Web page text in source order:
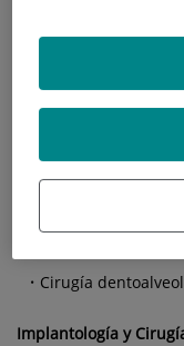
(muelas del juicio)
Fenestración de
Exéresis de
Exéresis de
Cirugía
Implantología y